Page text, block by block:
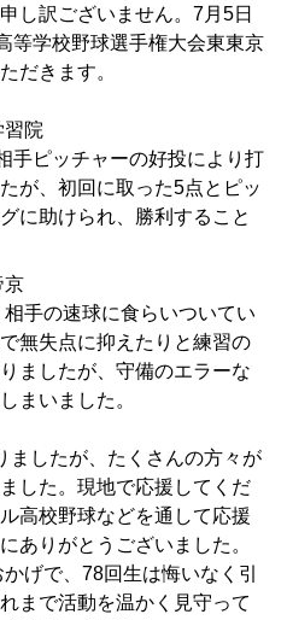
し訳ございません。7月5日
等学校野球選手権大会東東京
だきます。
院
手ピッチャーの好投により打
が、初回に取った5点とピッ
に助けられ、勝利すること
京
手の速球に食らいついてい
無失点に抑えたりと練習の
ましたが、守備のエラーな
まいました。
ましたが、たくさんの方々が
した。現地で応援してくだ
高校野球などを通して応援
ありがとうございました。
げで、78回生は悔いなく引
まで活動を温かく見守って